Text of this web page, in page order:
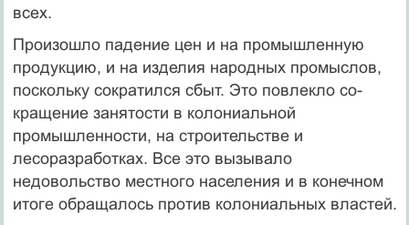
всех.
Произошло падение цен и на промышленную
продукцию, и на изде­лия народных промыслов,
поскольку сократился сбыт. Это повлекло со­
кращение занятости в колониальной
промышленности, на строительстве и
лесоразработках. Все это вызывало
недовольство местного населения и в конечном
итоге обращалось против колониальных властей.